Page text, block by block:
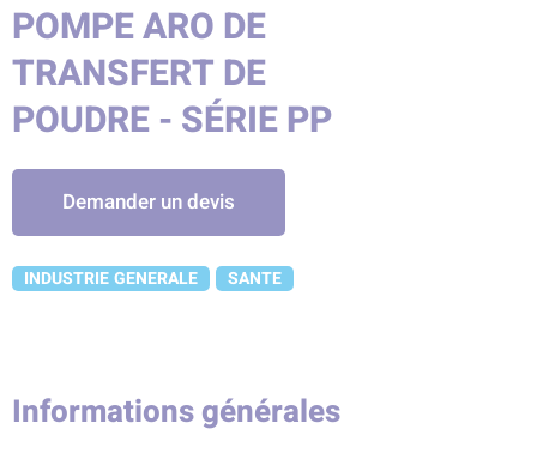
POMPE ARO DE
TRANSFERT DE
POUDRE - SÉRIE PP
Demander un devis
INDUSTRIE GENERALE SANTE
Informations générales